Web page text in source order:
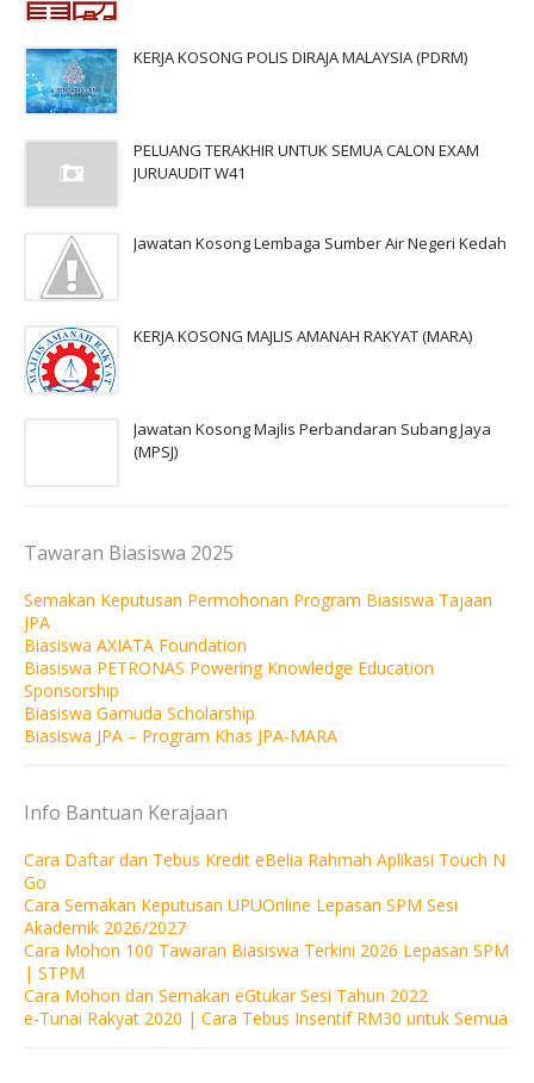
KERJA KOSONG POLIS DIRAJA MALAYSIA (PDRM)
PELUANG TERAKHIR UNTUK SEMUA CALON EXAM
JURUAUDIT W41
Jawatan Kosong Lembaga Sumber Air Negeri Kedah
KERJA KOSONG MAJLIS AMANAH RAKYAT (MARA)
Jawatan Kosong Majlis Perbandaran Subang Jaya
(MPSJ)
Tawaran Biasiswa 2025
Semakan Keputusan Permohonan Program Biasiswa Tajaan
JPA
Biasiswa AXIATA Foundation
Biasiswa PETRONAS Powering Knowledge Education
Sponsorship
Biasiswa Gamuda Scholarship
Biasiswa JPA – Program Khas JPA-MARA
Info Bantuan Kerajaan
Cara Daftar dan Tebus Kredit eBelia Rahmah Aplikasi Touch N
Go
Cara Semakan Keputusan UPUOnline Lepasan SPM Sesi
Akademik 2026/2027
Cara Mohon 100 Tawaran Biasiswa Terkini 2026 Lepasan SPM
| STPM
Cara Mohon dan Semakan eGtukar Sesi Tahun 2022
e-Tunai Rakyat 2020 | Cara Tebus Insentif RM30 untuk Semua